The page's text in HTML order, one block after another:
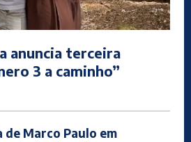
anuncia terceira
3 a caminho”
de Marco Paulo em